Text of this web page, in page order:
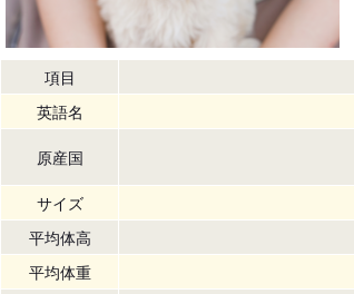
項目
英語名
原産国
サイズ
平均体高
平均体重